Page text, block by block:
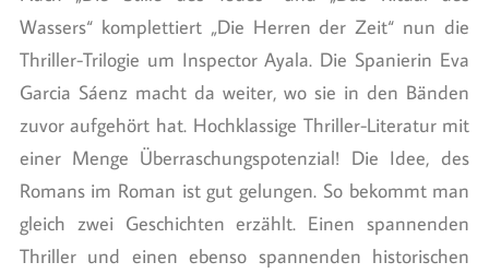
Wassers“ komplettiert „Die Herren der Zeit“ nun die
Thriller-Trilogie um Inspector Ayala. Die Spanierin Eva
Garcia Sáenz macht da weiter, wo sie in den Bänden
zuvor aufgehört hat. Hochklassige Thriller-Literatur mit
einer Menge Überraschungspotenzial! Die Idee, des
Romans im Roman ist gut gelungen. So bekommt man
gleich zwei Geschichten erzählt. Einen spannenden
Thriller und einen ebenso spannenden historischen